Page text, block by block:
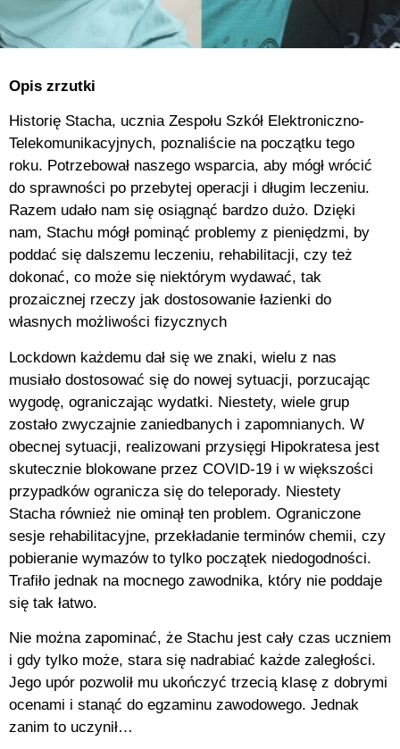
Opis zrzutki
Historię Stacha, ucznia Zespołu Szkół Elektroniczno-
Telekomunikacyjnych, poznaliście na początku tego
roku. Potrzebował naszego wsparcia, aby mógł wrócić
do sprawności po przebytej operacji i długim leczeniu.
Razem udało nam się osiągnąć bardzo dużo. Dzięki
nam, Stachu mógł pominąć problemy z pieniędzmi, by
poddać się dalszemu leczeniu, rehabilitacji, czy też
dokonać, co może się niektórym wydawać, tak
prozaicznej rzeczy jak dostosowanie łazienki do
własnych możliwości fizycznych
Lockdown każdemu dał się we znaki, wielu z nas
musiało dostosować się do nowej sytuacji, porzucając
wygodę, ograniczając wydatki. Niestety, wiele grup
zostało zwyczajnie zaniedbanych i zapomnianych. W
obecnej sytuacji, realizowani przysięgi Hipokratesa jest
skutecznie blokowane przez COVID-19 i w większości
przypadków ogranicza się do teleporady. Niestety
Stacha również nie ominął ten problem. Ograniczone
sesje rehabilitacyjne, przekładanie terminów chemii, czy
pobieranie wymazów to tylko początek niedogodności.
Trafiło jednak na mocnego zawodnika, który nie poddaje
się tak łatwo.
Nie można zapominać, że Stachu jest cały czas uczniem
i gdy tylko może, stara się nadrabiać każde zaległości.
Jego upór pozwolił mu ukończyć trzecią klasę z dobrymi
ocenami i stanąć do egzaminu zawodowego. Jednak
zanim to uczynił…